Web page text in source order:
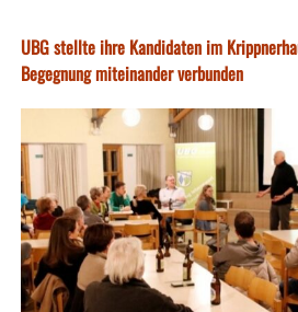
UBG stellte ihre Kandidaten im
Begegnung miteinander verbunden